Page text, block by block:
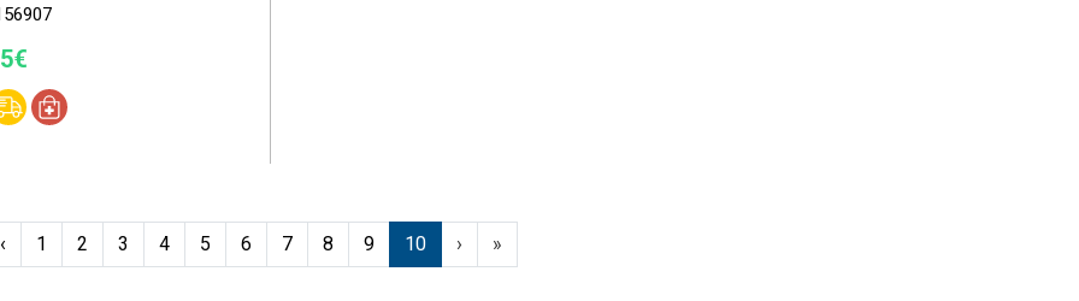
‹ 1 2 3 4 5 6 7 8 9 10 › »